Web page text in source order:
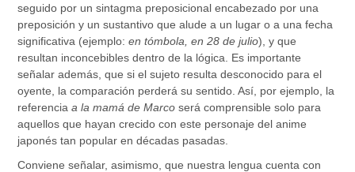
seguido por un sintagma preposicional encabezado por una
preposición y un sustantivo que alude a un lugar o a una fecha
significativa (ejemplo:en tómbola, en 28 de julio), y que
resultan inconcebibles dentro de la lógica. Es importante
señalar además, que si el sujeto resulta desconocido para el
oyente, la comparación perderá su sentido. Así, por ejemplo, la
referenciaa la mamá de Marco será comprensible solo para
aquellos que hayan crecido con este personaje del anime
japonés tan popular en décadas pasadas.
Conviene señalar, asimismo, que nuestra lengua cuenta con